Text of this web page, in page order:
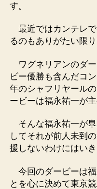
す。
最近ではカンテレ
るのもありがたい限り
ワグネリアンのダ
ビー優勝も含んだコ
年のシャフリヤール
ービーは福永祐一が
そんな福永祐一が
してそれが前人未到
援しないわけにはいき
今回のダービーは福
とを心に決めて東京